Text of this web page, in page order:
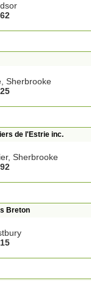
Sherbrooke
de l'Estrie inc.
Sherbrooke
Breton